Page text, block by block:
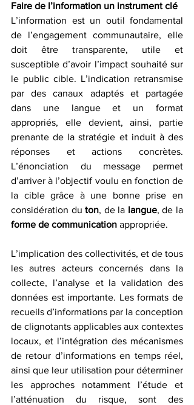
Faire de l’information un instrument clé
L’information est un outil fondamental
de l’engagement communautaire, elle
doit être transparente, utile et
susceptible d’avoir l’impact souhaité sur
le public cible. L’indication retransmise
par des canaux adaptés et partagée
dans une langue et un format
appropriés, elle devient, ainsi, partie
prenante de la stratégie et induit à des
réponses et actions concrètes.
L’énonciation du message permet
d’arriver à l’objectif voulu en fonction de
la cible grâce à une bonne prise en
considération du ton, de la langue
forme de communication appropriée.
L’implication des collectivités, et de tous
les autres acteurs concernés dans la
collecte, l’analyse et la validation des
données est importante. Les formats de
recueils d’informations par la conception
de clignotants applicables aux contextes
locaux, et l’intégration des mécanismes
de retour d’informations en temps réel,
ainsi que leur utilisation pour déterminer
les approches notamment l’étude et
l’atténuation du risque, sont des